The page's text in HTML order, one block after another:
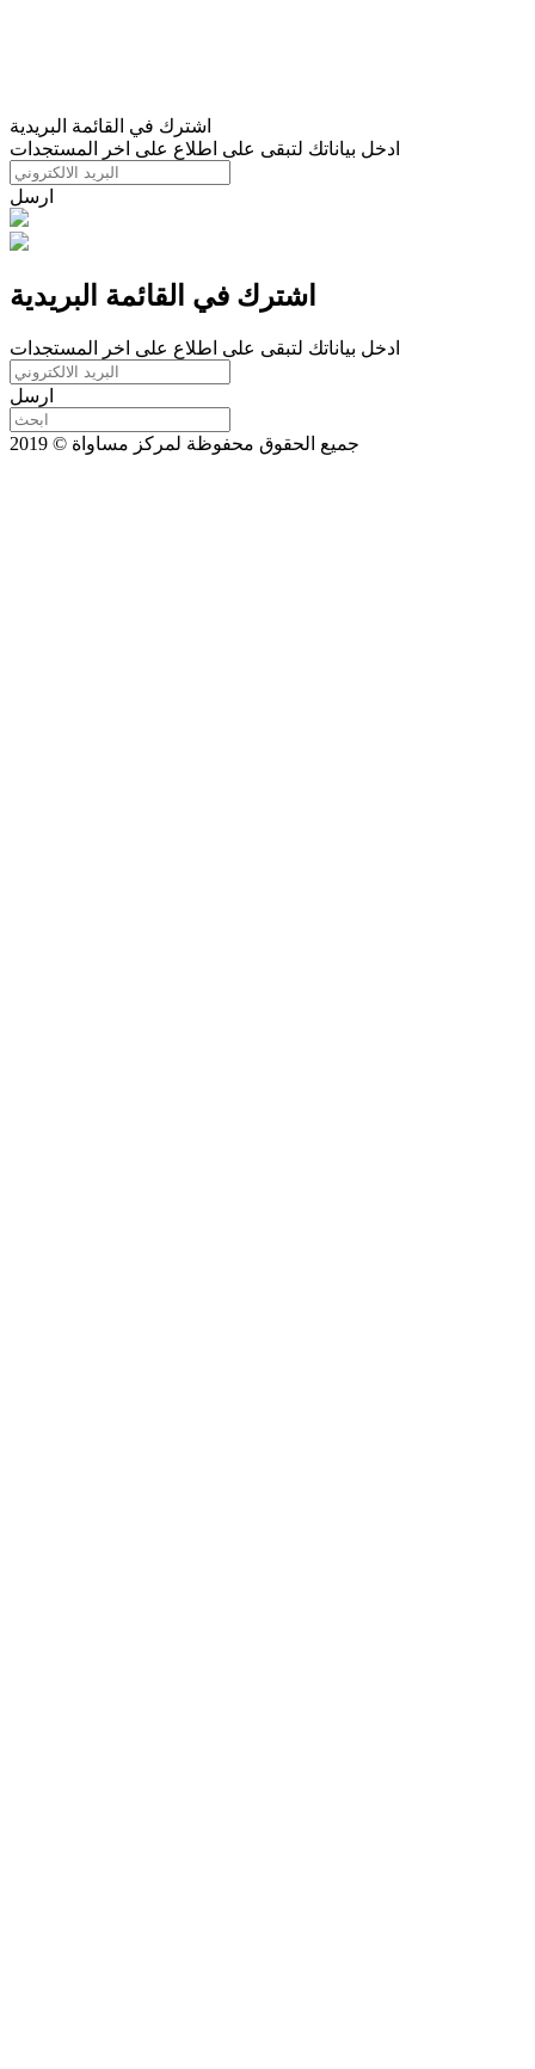
اشترك في القائمة البريدية
ادخل بياناتك لتبقى على اطلاع على اخر المستجدات
ارسل
اشترك في القائمة البريدية
ادخل بياناتك لتبقى على اطلاع على اخر المستجدات
ارسل
جميع الحقوق محفوظة لمركز مساواة © 2019